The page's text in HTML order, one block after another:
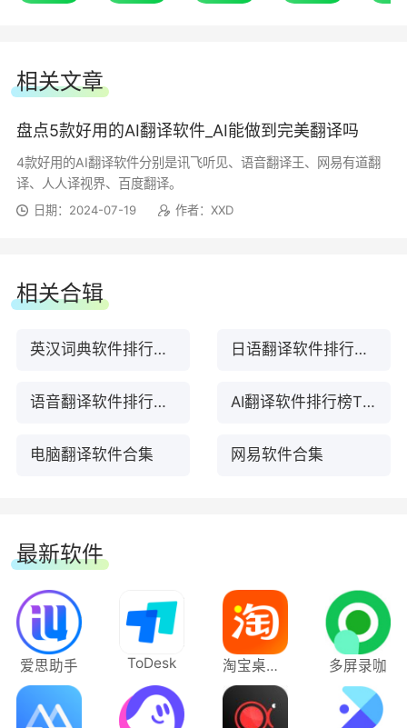
斯COBUILD高级英汉双解词典》、《新世纪日汉
-单词图谱：可视化词典+思维导图记忆法;
软件特色功能：
1、有道AIBox：鼠标一划，智能改写翻译，
一步到位
①句子润色
的语言学习工具，帮助学习者们高效记忆单词!有
道翻译已上线京glish、津glish等超多方言英语发
音，正宗地道，就是那个味儿!更多隐藏单词等你
来体验~
-修复部分已知问题，体验进一步优化～
内容～
网易有道翻译 10.1.6.0
-查词笔记支持添加图片啦～
网易有道翻译 10.1.5.0
-上线AI翻译，大语言翻译模型支持，翻译更
相关文章
盘点5款好用的AI翻译软件_AI能做到完美翻译吗
4款好用的AI翻译软件分别是讯飞听见、语音翻译王、网易有道翻
译、人人译视界、百度翻译。
日期：2024-07-19 作者：XXD
相关合辑
英汉词典软件排行榜前十名下载 日语翻译软件排行榜TOP10下载
语音翻译软件排行榜前10名下载 AI翻译软件排行榜TOP10下载
电脑翻译软件合集 网易软件合集
最新软件
爱思助手 ToDesk 淘宝桌面版 多屏录咖